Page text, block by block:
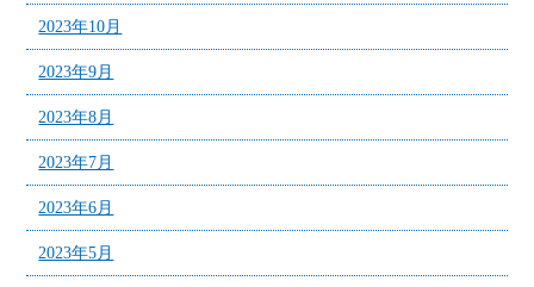
2023年10月
2023年9月
2023年8月
2023年7月
2023年6月
2023年5月